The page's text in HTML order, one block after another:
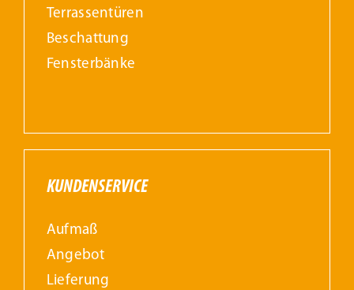
Terrassentüren
Beschattung
Fensterbänke
KUNDENSERVICE
Aufmaß
Angebot
Lieferung